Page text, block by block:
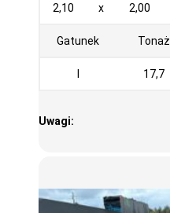
2,10 x 2,00
Gatunek Tonaż
17,7
Uwagi: